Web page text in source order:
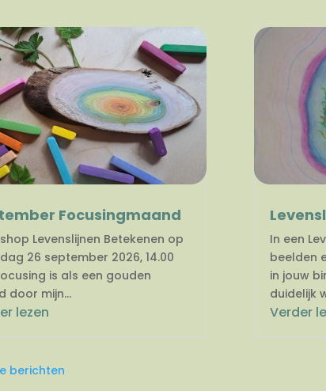
Focusingmaand
Levenslijnen Betekenen op
26 september 2026, 14.00
is als een gouden
door mijn...
lezen
In een
beelden
in jouw
duidelijk
Verder
berichten